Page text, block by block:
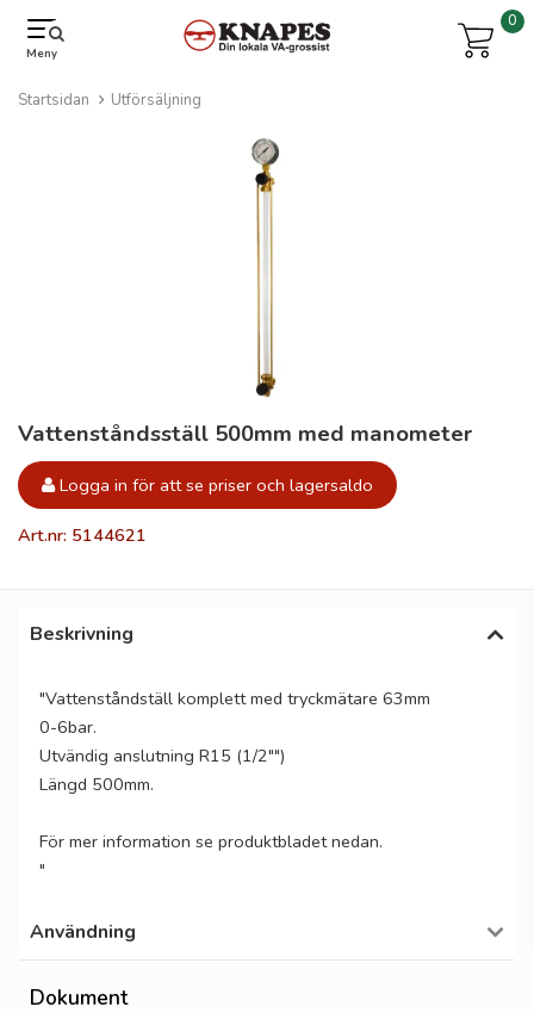
Meny
0
Startsidan Utförsäljning
Vattenståndsställ 500mm med manometer
Logga in för att se priser och lagersaldo
Art.nr: 5144621
Beskrivning
"Vattenståndställ komplett med tryckmätare 63mm
0-6bar.
Utvändig anslutning R15 (1/2"")
Längd 500mm.
För mer information se produktbladet nedan.
"
Användning
Dokument